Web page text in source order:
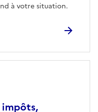
à votre situation.
impôts,